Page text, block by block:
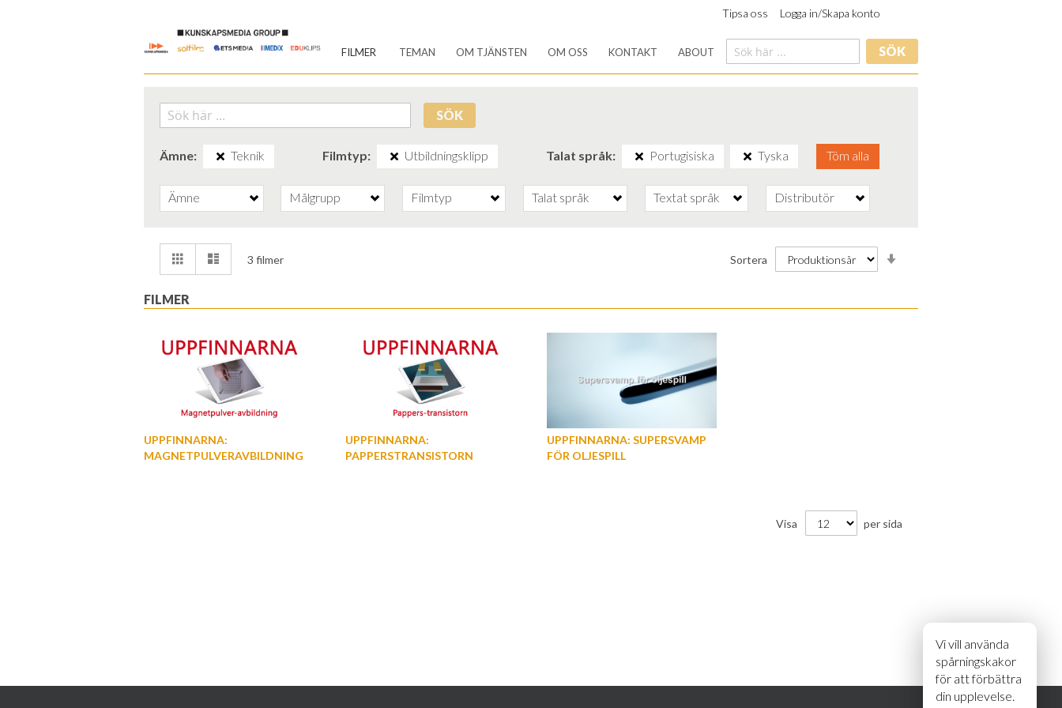
Vi vill använda
spårningskakor
för att förbättra
din upplevelse.
Tipsa oss Logga in/Skapa konto
Content
FILMER TEMAN OM TJÄNSTEN OM OSS KONTAKT ABOUT SÖK
SÖK
Ämne Teknik Filmtyp Utbildningsklipp Talat språk Portugisiska Tyska Töm alla
Ämne Målgrupp Filmtyp Talat språk Textat språk Distributör
Visa
som
Rutnät Lista3 filmer Sortera
FILMER
UPPFINNARNA:
MAGNETPULVERAVBILDNING
UPPFINNARNA:
PAPPERSTRANSISTORN
UPPFINNARNA: SUPERSVAMP
FÖR OLJESPILL
Visa per sida